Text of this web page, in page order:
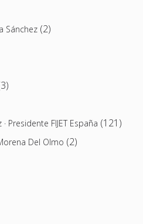
Sánchez (2)
Presidente FIJET España (121)
Del Olmo (2)